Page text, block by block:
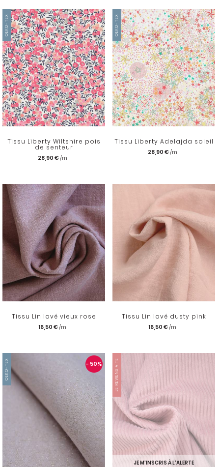
OEKO-TEX
Tissu Liberty Wiltshire pois
de senteur
28,90 €
OEKO-TEX
Tissu Liberty Adelajda soleil
28,90 €
Tissu Lin lavé vieux rose
16,50 €
Tissu Lin lavé dusty pink
16,50 €
OEKO-TEX - 50% JE REVIENS VITE
JE M'INSCRIS À L'ALERTE